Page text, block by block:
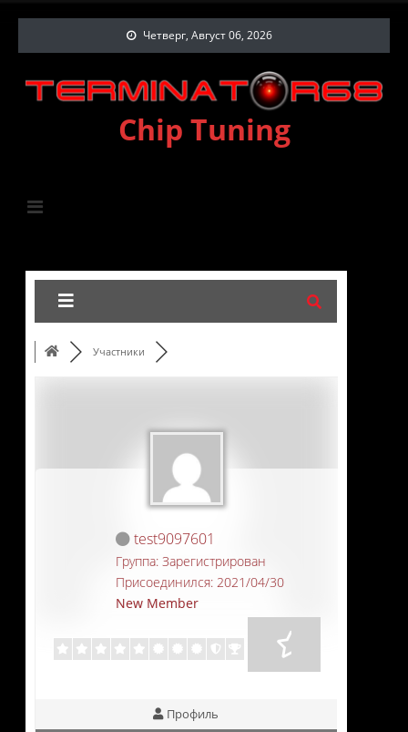
Четверг, Август 06, 2026
Chip Tuning
Участники
test9097601
Группа: Зарегистрирован
Присоединился: 2021/04/30
New Member
Профиль